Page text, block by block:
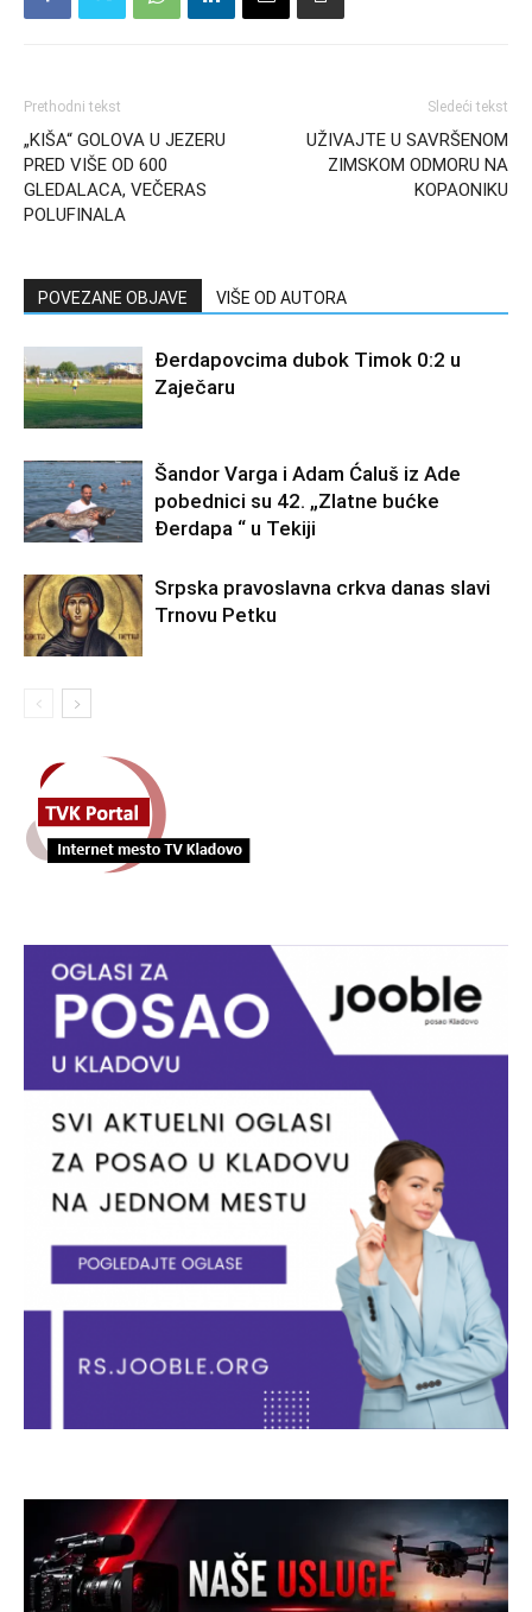
Prethodni tekst
„KIŠA“ GOLOVA U JEZERU
PRED VIŠE OD 600
GLEDALACA, VEČERAS
POLUFINALA
Sledeći tekst
UŽIVAJTE U SAVRŠENOM
ZIMSKOM ODMORU NA
KOPAONIKU
POVEZANE OBJAVE VIŠE OD AUTORA
Đerdapovcima dubok Timok 0:2 u
Zaječaru
Šandor Varga i Adam Ćaluš iz Ade
pobednici su 42. „Zlatne bućke
Đerdapa “ u Tekiji
Srpska pravoslavna crkva danas slavi
Trnovu Petku